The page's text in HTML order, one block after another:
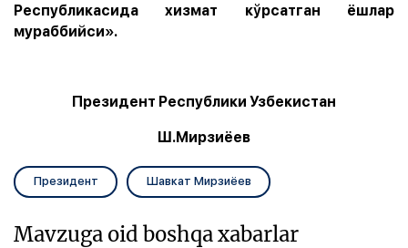
Республикасида хизмат кўрсатган ёшлар
мураббийси».
Президент Республики Узбекистан
Ш.Мирзиёев
Президент Шавкат Мирзиёев
Mavzuga oid boshqa xabarlar